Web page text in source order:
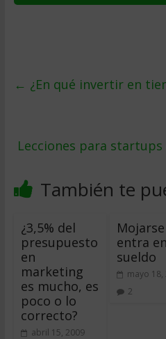
← ¿En qué invertir en
Lecciones para
También te
¿3,5% del
presupuesto
en
marketing
es mucho, es
poco o lo
correcto?
abril 15, 2009
Mojarse
entra
sueldo
mayo 18,
2